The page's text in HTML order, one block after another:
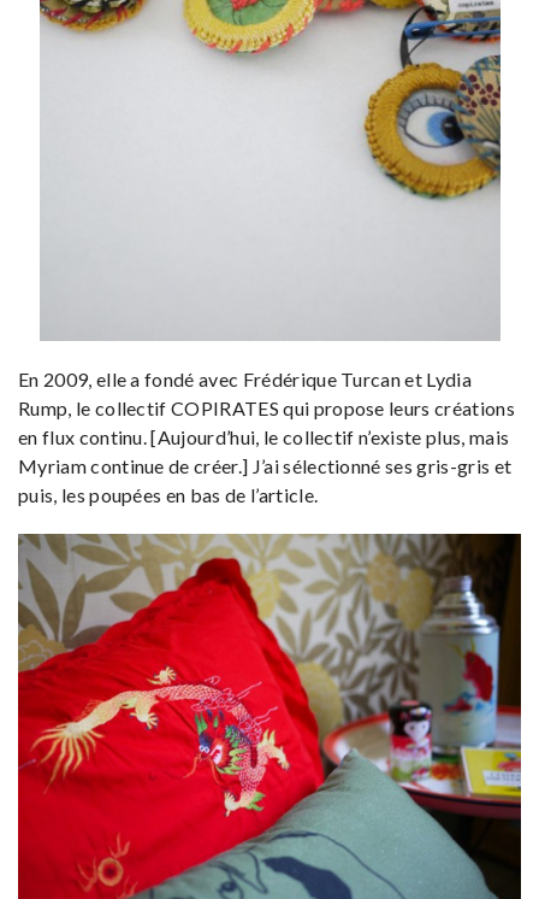
En 2009, elle a fondé avec Frédérique Turcan et Lydia
Rump, le collectif COPIRATES qui propose leurs créations
en flux continu. [Aujourd’hui, le collectif n’existe plus, mais
Myriam continue de créer.] J’ai sélectionné ses gris-gris et
puis, les poupées en bas de l’article.